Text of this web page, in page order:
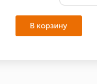
В корзину